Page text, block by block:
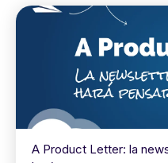
A Product Letter: la